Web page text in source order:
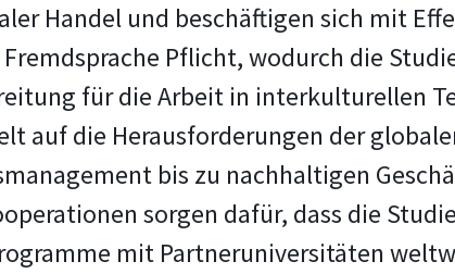
Handel und beschäftigen sich mit
Pflicht, wodurch die
für die Arbeit in interkulturellen
auf die Herausforderungen der
bis zu nachhaltigen
sorgen dafür, dass die
mit Partneruniversitäten